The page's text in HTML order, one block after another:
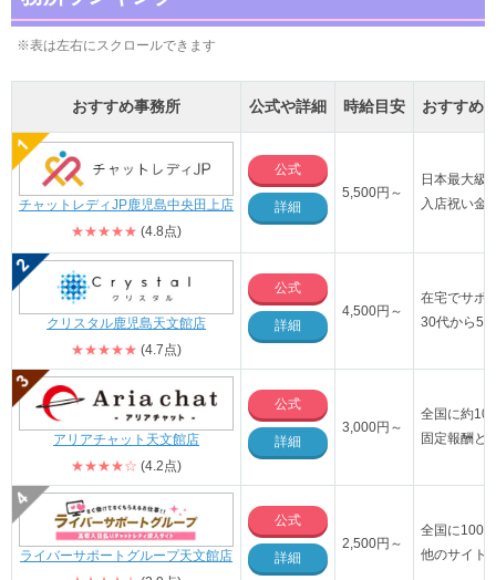
※表は左右にスクロールできます
おすすめ事務所 公式や詳細 時給目安 おすすめ
チャットレディJP鹿児島中央田上店
★★★★★ (4.8点)
公式
詳細
5,500円～
日本最大級
入店祝い金
クリスタル鹿児島天文館店
★★★★★ (4.7点)
公式
詳細
4,500円～
在宅でサポ
30代から50
アリアチャット天文館店
★★★★☆ (4.2点)
公式
詳細
3,000円～
全国に約
固定報酬と
ライバーサポートグループ天文館店
公式
詳細
2,500円～
全国に100
他のサイト